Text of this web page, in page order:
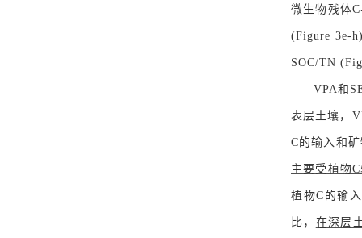
微生物残体
(Figure 3e-
SOC/TN
VPA和
表层土壤，
C的输入和
主要受植物
植物C的输
比， 在深层